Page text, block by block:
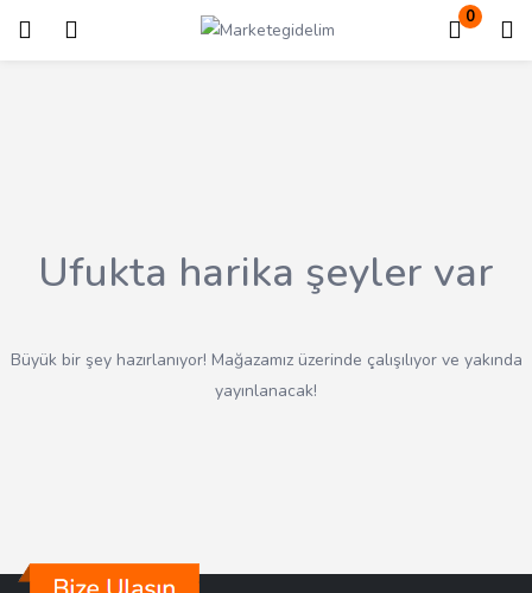
0
Giriş Kayıt ol
Ufukta harika şeyler var
Büyük bir şey hazırlanıyor! Mağazamız üzerinde çalışılıyor ve yakında
yayınlanacak!